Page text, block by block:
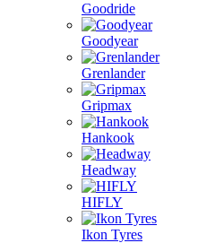
Goodride
Goodyear
Grenlander
Gripmax
Hankook
Headway
HIFLY
Ikon Tyres